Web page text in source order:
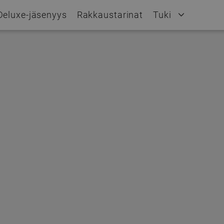
jäsenyys Rakkaustarinat Tuki